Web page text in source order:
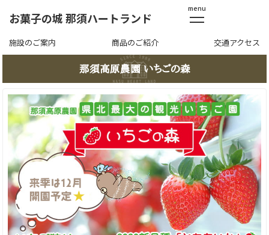
お菓子の城 那須ハートランド
menu
施設のご案内 商品のご紹介 交通アクセス
那須高原農園 いちごの森